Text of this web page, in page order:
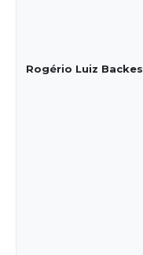
Rogério Luiz Backes